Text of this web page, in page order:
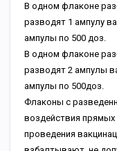
В одном флаконе
разводят 1 ампулу
ампулы по 500 доз.
В одном флаконе
разводят 2 ампулы
ампулы по 500доз.
Флаконы с
воздействия прямых
проведения